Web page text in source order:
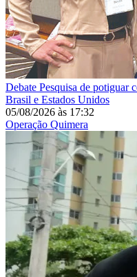
Debate Pesquisa de potiguar
Brasil e Estados Unidos
05/08/2026 às 17:32
Operação Quimera